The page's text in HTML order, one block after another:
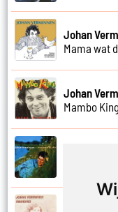
Johan
Mama wat
Johan
Mambo King